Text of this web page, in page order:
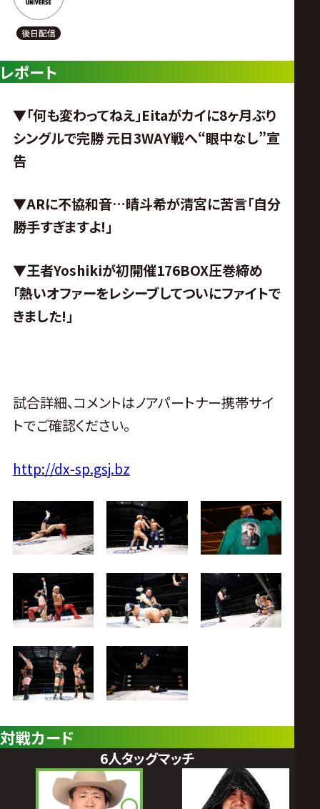
レポート
▼「何も変わってねえ」Eitaがカイに8ヶ月ぶり
シングルで完勝 元日3WAY戦へ“眼中なし”宣
告
▼ARに不協和音…晴斗希が清宮に苦言「自分
勝手すぎますよ!」
▼王者Yoshikiが初開催176BOX圧巻締め
「熱いオファーをレシーブしてついにファイトで
きました!」
試合詳細、コメントはノアパートナー携帯サイ
トでご確認ください。
http://dx-sp.gsj.bz
対戦カード
6人タッグマッチ